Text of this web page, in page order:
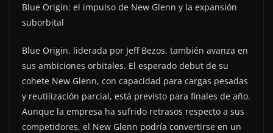
Blue Origin: el impulso de New Glenn y la expansión
suborbital
Blue Origin, liderada por Jeff Bezos, también avanza en
sus ambiciones orbitales. El esperado debut de su
cohete New Glenn, con capacidad para cargas pesadas
y reutilización parcial, está previsto para finales de año.
Aunque la empresa ha sufrido retrasos respecto a sus
competidores, el New Glenn podría convertirse en un